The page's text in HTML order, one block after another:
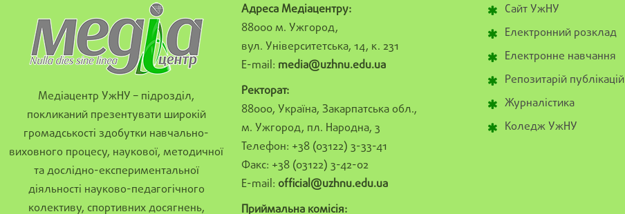
Медіацентр УжНУ – підрозділ,
покликаний презентувати широкій
громадськості здобутки навчально-
виховного процесу, наукової, методичної
та дослідно-експериментальної
діяльності науково-педагогічного
колективу, спортивних досягнень,
Адреса Медіацентру:
88000 м. Ужгород,
вул. Університетська, 14, к. 231
E-mail: media@uzhnu.edu.ua
Ректорат:
88000, Україна, Закарпатська обл.,
м. Ужгород, пл. Народна, 3
Телефон: +38 (03122) 3-33-41
Факс: +38 (03122) 3-42-02
E-mail: official@uzhnu.edu.ua
Приймальна комісія:
Сайт УжНУ
Електронний розклад
Електронне навчання
Репозитарій публікацій
Журналістика
Коледж УжНУ